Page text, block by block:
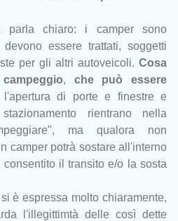
parla chiaro: i camper sono
essere trattati, soggetti
per gli altri autoveicoli. Cosa
, che può essere
l'apertura di porte e finestre e
rientrano nella
ma qualora non
camper potrà sostare all'interno
il transito e/o la sosta
è espressa molto chiaramente,
l'illegittimtà delle così dette